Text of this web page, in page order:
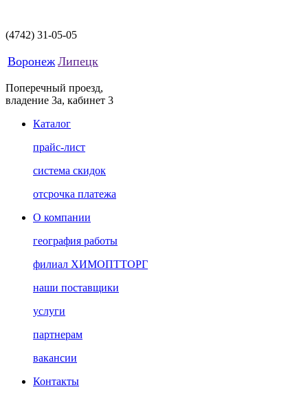
(4742) 31-05-05
Воронеж Липецк
Поперечный проезд,
владение 3а, кабинет 3
Каталог
прайс-лист
система скидок
отсрочка платежа
О компании
география работы
филиал ХИМОПТТОРГ
наши поставщики
услуги
партнерам
вакансии
Контакты